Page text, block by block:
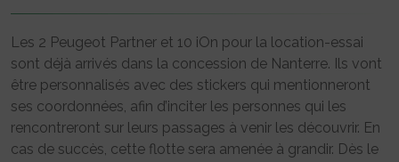
Les 2 Peugeot Partner et 10 iOn pour la location-essai
sont déjà arrivés dans la concession de Nanterre. Ils vont
être personnalisés avec des stickers qui mentionneront
ses coordonnées, afin d’inciter les personnes qui les
rencontreront sur leurs passages à venir les découvrir. En
cas de succès, cette flotte sera amenée à grandir. Dès le